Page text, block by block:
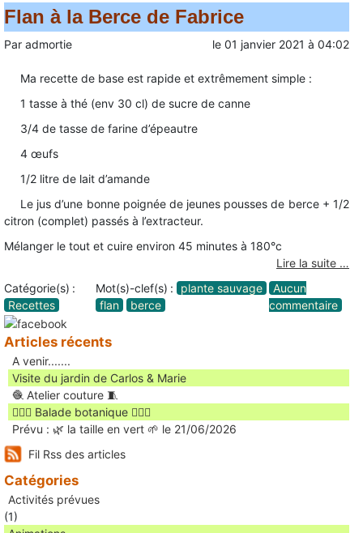
Flan à la Berce de Fabrice
Par admortie le 01 janvier 2021 à 04:02
Ma recette de base est rapide et extrêmement simple :
1 tasse à thé (env 30 cl) de sucre de canne
3/4 de tasse de farine d’épeautre
4 œufs
1/2 litre de lait d’amande
Le jus d’une bonne poignée de jeunes pousses de berce + 1/2
citron (complet) passés à l’extracteur.
Mélanger le tout et cuire environ 45 minutes à 180°c
Lire la suite …
Catégorie(s) :
Recettes
Mot(s)-clef(s) : plante sauvage
flan
berce
Aucun
commentaire
Articles récents
A venir.......
Visite du jardin de Carlos & Marie
🧶 Atelier couture 🧵
🚶🏻‍♀️ Balade botanique 🚶🏻‍♂️
Prévu : 🌿 la taille en vert 🌱 le 21/06/2026
Fil Rss des articles
Catégories
Activités prévues
(1)